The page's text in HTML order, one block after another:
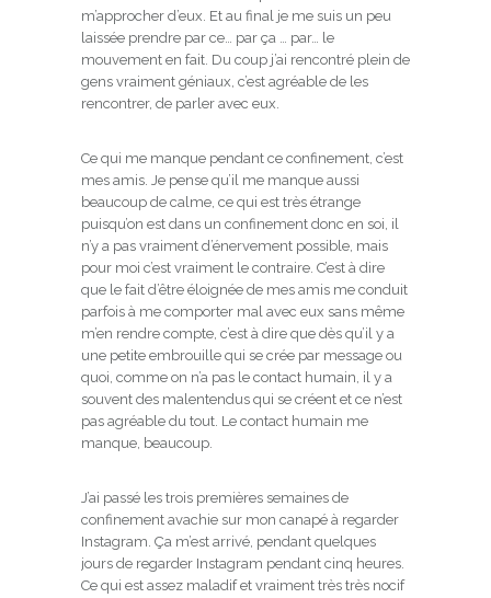
m’approcher d’eux. Et au final je me suis un peu
laissée prendre par ce… par ça … par… le
mouvement en fait. Du coup j’ai rencontré plein de
gens vraiment géniaux, c’est agréable de les
rencontrer, de parler avec eux.
Ce qui me manque pendant ce confinement, c’est
mes amis. Je pense qu’il me manque aussi
beaucoup de calme, ce qui est très étrange
puisqu’on est dans un confinement donc en soi, il
n’y a pas vraiment d’énervement possible, mais
pour moi c’est vraiment le contraire. C’est à dire
que le fait d’être éloignée de mes amis me conduit
parfois à me comporter mal avec eux sans même
m’en rendre compte, c’est à dire que dès qu’il y a
une petite embrouille qui se crée par message ou
quoi, comme on n’a pas le contact humain, il y a
souvent des malentendus qui se créent et ce n’est
pas agréable du tout. Le contact humain me
manque, beaucoup.
J’ai passé les trois premières semaines de
confinement avachie sur mon canapé à regarder
Instagram. Ça m’est arrivé, pendant quelques
jours de regarder Instagram pendant cinq heures.
Ce qui est assez maladif et vraiment très très nocif